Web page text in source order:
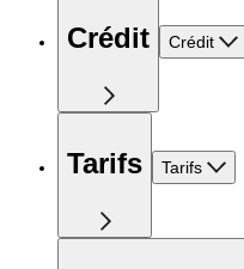
Crédit Crédit
Tarifs Tarifs